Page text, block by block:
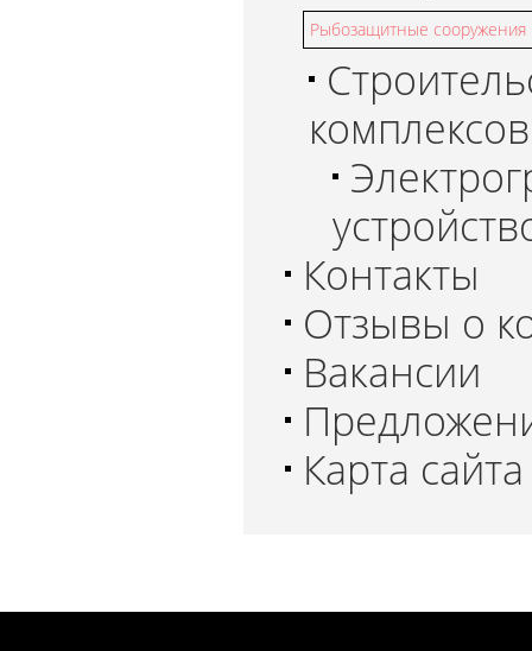
Рыбозащитные сооружения
Контакты
Отзывы о
Вакансии
Карта сайта